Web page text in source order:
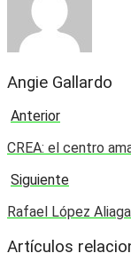
Angie Gallardo
Anterior
CREA: el centro
Siguiente
Rafael López
Artículos